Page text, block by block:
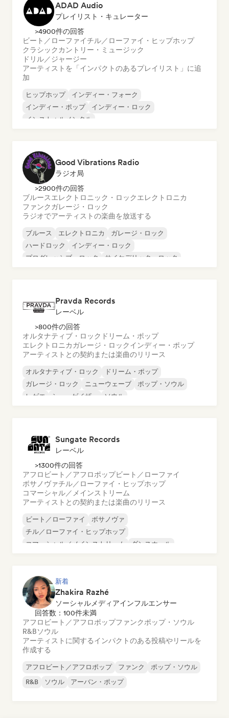
ADAD Audio
プレイリスト・キュレーター
>4900件の回答
ビート／ローファイチル／ローファイ・ヒップホップ
クラシック カントリー・ミュージック
ドリル／ジャージー
アーティストを「インパクトのあるプレイリスト」に追
加
ヒップホップ
インディー・フォーク
インディー・ポップ
インディー・ロック
インストゥルメンタル
Good Vibrations Radio
ラジオ局
>2900件の回答
ブルースエレクトロニック・ロックエレクトロニカ
ファンクガレージ・ロック
ラジオでアーティストの楽曲を放送する
ブルース エレクトロニカ
ガレージ・ロック
ハードロック
インディー・ロック
プログレッシブ・ロック
サイケデリック・ロック
Pravda Records
レーベル
>800件の回答
オルタナティブ・ロック ドリーム・ポップ
エレクトロニカガレージ・ロックインディー・ポップ
アーティストとの契約または楽曲のリリース
オルタナティブ・ロック
ドリーム・ポップ
ガレージ・ロック
ニューウェーブ
ポップ・ソウル
レゲエ
シューゲイザー ソウル
Sungate Records
レーベル
>1300件の回答
アフロビート／アフロポップビート／ローファイ
ボサノヴァチル／ローファイ・ヒップホップ
コマーシャル／メインストリーム
アーティストとの契約または楽曲のリリース
ビート／ローファイ
ボサノヴァ
チル／ローファイ・ヒップホップ
コマーシャル／メインストリーム
ダンスホール
新着
Zhakira Razhé
ソーシャルメディアインフルエンサー
回答数：100件未満
アフロビート／アフロポップファンクポップ・ソウル
R&Bソウル
アーティストに関するインパクトのある投稿やリールを
作成する
アフロビート／アフロポップ ファンク
ポップ・ソウル
R&B
ソウル アーバン・ポップ